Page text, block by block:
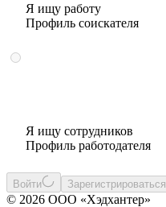
Я ищу работу
Профиль соискателя
Я ищу сотрудников
Профиль работодателя
Войти Зарегистрироваться
© 2026 ООО «Хэдхантер»